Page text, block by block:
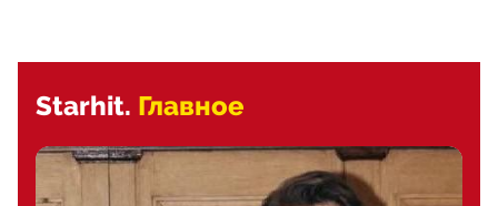
Starhit. Главное